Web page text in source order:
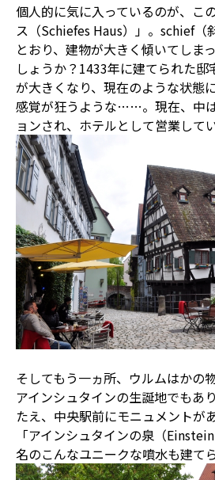
個人的に気に入っているのが、こ
ス（Schiefes Haus）」。schief（
とおり、建物が大きく傾いてしま
しょうか？1433年に建てられた邸
が大きくなり、現在のような状態
感覚が狂うような……。現在、中
ョンされ、ホテルとして営業してい
そしてもう一ヵ所、ウルムはかの
アインシュタインの生誕地でもあ
たえ、中央駅前にモニュメントが
「アインシュタインの泉（
名のこんなユニークな噴水も建て